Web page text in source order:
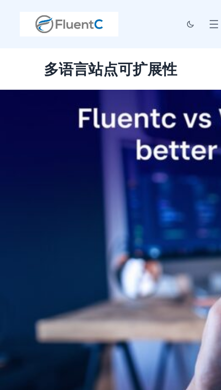
多语言站点可扩展性